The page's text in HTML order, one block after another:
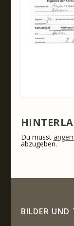
Du musst
abzugeben.
BILDER UND